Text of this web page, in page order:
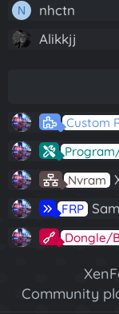
N nhctn
Alikkjj
Custom
Nvram
FRP
Dongle/
Community